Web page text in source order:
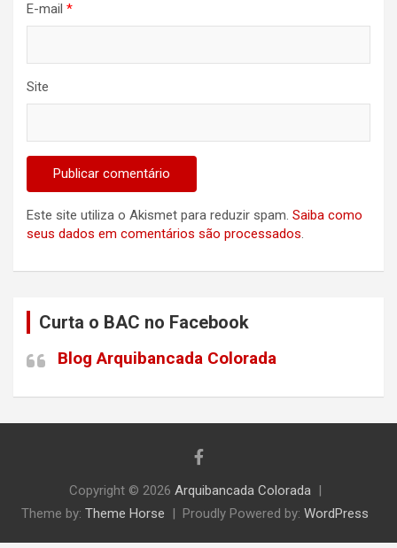
E-mail *
Site
Este site utiliza o Akismet para reduzir spam. Saiba como
seus dados em comentários são processados.
Curta o BAC no Facebook
Blog Arquibancada Colorada
Copyright © 2026 Arquibancada Colorada
Theme by: Theme Horse Proudly Powered by: WordPress